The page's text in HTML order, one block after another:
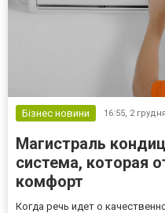
Бізнес новини 16:55, 2
Магистраль
система, которая
комфорт
Когда речь идет о